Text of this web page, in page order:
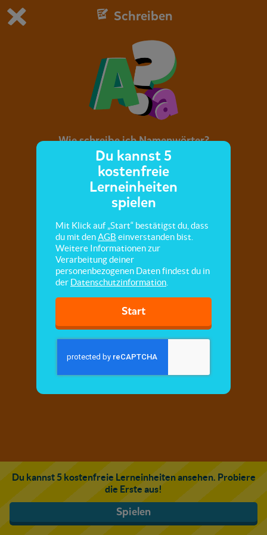
Du spielst die kostenfreie Testversion von scoyo.
Jetzt bestellen
1
Schreiben
Wie schreibe ich Namenwörter?
Hier lernst du, dass man Namenwörter immer
großschreibt.
Du kannst 5 kostenfreie Lerneinheiten ansehen. Probiere
die Erste aus!
Spielen
Du kannst 5
kostenfreie
Lerneinheiten
spielen
Mit Klick auf „Start“ bestätigst du, dass
du mit denAGB einverstanden bist.
Weitere Informationen zur
Verarbeitung deiner
personenbezogenen Daten findest du in
der Datenschutzinformation
Start